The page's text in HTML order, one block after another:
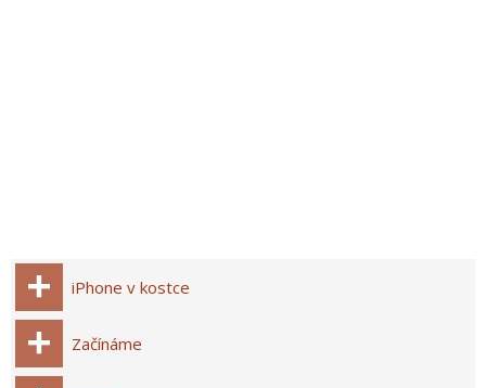
iPhone v kostce
Začínáme